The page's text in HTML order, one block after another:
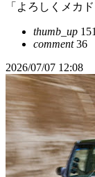
「よろしくメカ
thumb_up 151
comment36
2026/07/07 12:08